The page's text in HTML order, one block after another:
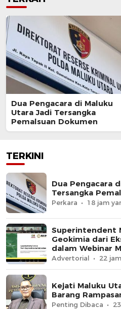
Dua Pengacara di Maluku
Utara Jadi Tersangka
Pemalsuan Dokumen
TERKINI
Dua Pengacara
Tersangka
Perkara 18 jam
Superintendent
Geokimia dari
dalam Webinar
Advertorial 22
Kejati Maluku
Barang
Penting Dibaca